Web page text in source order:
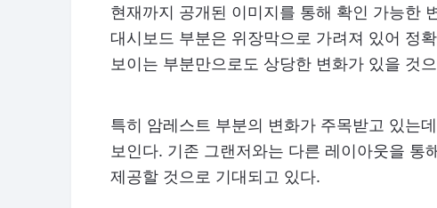
현재까지 공개된 이미지를 통해 확인 가능한
대시보드 부분은 위장막으로 가려져 있어 정
보이는 부분만으로도 상당한 변화가 있을 것
특히 암레스트 부분의 변화가 주목받고 있는
보인다. 기존 그랜저와는 다른 레이아웃을 통
제공할 것으로 기대되고 있다.